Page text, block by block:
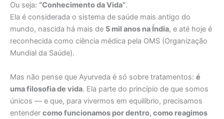
Ou seja: “Conhecimento da Vida”.
Ela é considerada o sistema de saúde mais antigo do
mundo, nascida há mais de 5 mil anos na Índia, e até hoje é
reconhecida como ciência médica pela OMS (Organização
Mundial da Saúde).
Mas não pense que Ayurveda é só sobre tratamentos: é
uma filosofia de vida. Ela parte do princípio de que somos
únicos — e que, para vivermos em equilíbrio, precisamos
entender como funcionamos por dentro, como reagimos